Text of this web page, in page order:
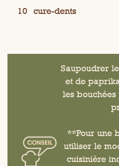
10 cure-dents
Saupoudrer
et de
les
**Pour une
utiliser le
cuisinière